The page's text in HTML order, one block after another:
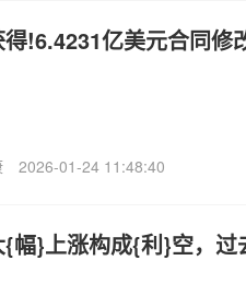
!6.4231亿美元合同修
2026-01-24 11:48:40
{幅}上涨构成{利}空，